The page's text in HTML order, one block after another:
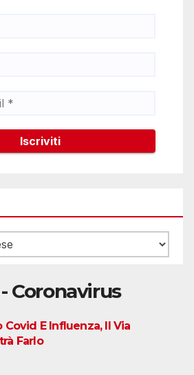
Coronavirus
E Influenza, Il Via
Farlo